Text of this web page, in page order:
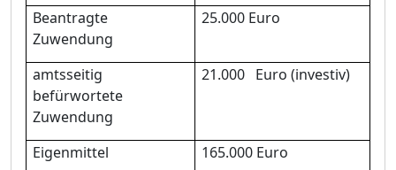
Beantragte
Zuwendung
25.000 Euro
amtsseitig
befürwortete
Zuwendung
21.000 Euro (investiv)
Eigenmittel
165.000 Euro